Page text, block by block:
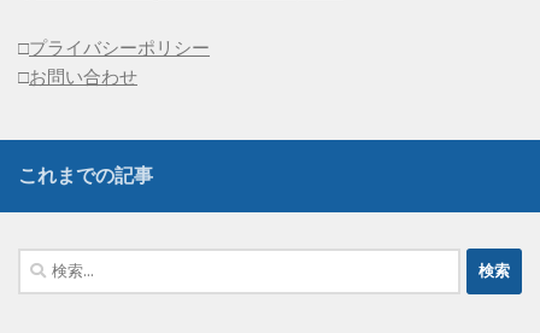
□プライバシーポリシー
□お問い合わせ
これまでの記事
検
索: